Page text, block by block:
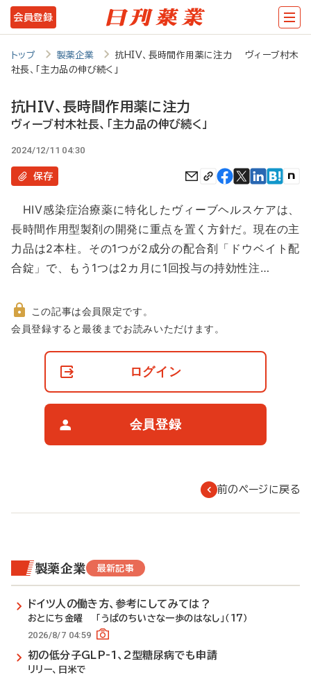
メ
イ
ン
テ
ツ
に
動
会員登録
トップ 製薬企業
抗HIV、長時間作用薬に注力 ヴィーブ村木
社長、「主力品の伸び続く」
抗HIV、長時間作用薬に注力
ヴィーブ村木社長、「主力品の伸び続く」
2024/12/11 04:30
保存
HIV感染症治療薬に特化したヴィーブヘルスケアは、
長時間作用型製剤の開発に重点を置く方針だ。現在の主
力品は2本柱。その1つが2成分の配合剤「ドウベイト配
合錠」で、もう1つは2カ月に1回投与の持効性注…
非
この記事は会員限定です。
会員登録すると最後までお読みいただけます。
ログイン
会員登録
前のページに戻る
製薬企業 最新記事
ドイツ人の働き方、参考にしてみては？
おとにち金曜 「うぱのちいさな一歩のはなし」（17）
2026/8/7 04:59
初の低分子GLP-1、2型糖尿病でも申請
リリー、日米で